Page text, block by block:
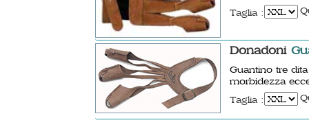
Taglia :
Donadoni
Guantino tre
morbidezza
Taglia :